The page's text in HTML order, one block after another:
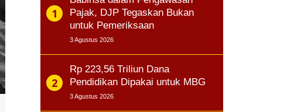
Pajak, DJP Tegaskan Bukan
untuk Pemeriksaan
3 Agustus 2026
Rp 223,56 Triliun Dana
Pendidikan Dipakai untuk MBG
3 Agustus 2026